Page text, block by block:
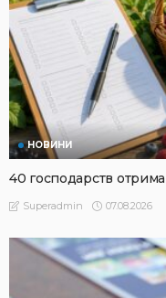
НОВИНИ
40 господарств
Superadmin 07.08.2026